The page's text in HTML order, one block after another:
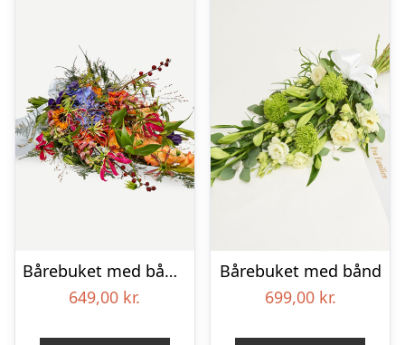
Bårebuket med bånd – Et farverigt farvel
649,00 kr.
Bårebuket med bånd
699,00 kr.